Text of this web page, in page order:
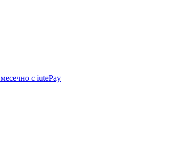
месечно с iutePay